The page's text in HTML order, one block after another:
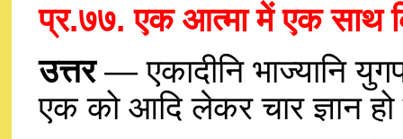
प्र.७७. एक आत्मा में एक साथ
उत्तर— एकादीनि भाज्यानि
एक को आदि लेकर चार ज्ञान